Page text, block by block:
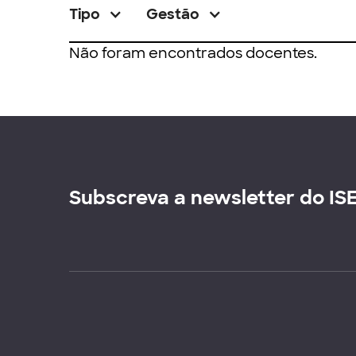
Tipo Gestão
Não foram encontrados docentes.
Subscreva a newsletter do